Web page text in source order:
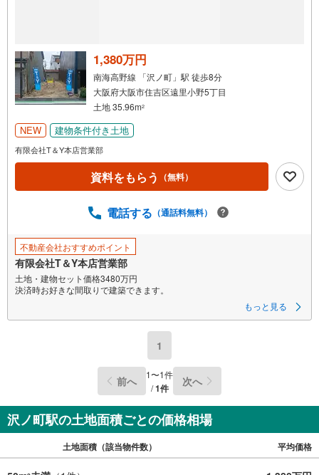
1,380万円
南海高野線 「沢ノ町」駅 徒歩8分
大阪府大阪市住吉区遠里小野5丁目
土地 35.96m2
NEW 建物条件付き土地
有限会社T＆Y本店営業部
資料をもらう （無料）
電話する （通話料無料）
不動産会社おすすめポイント
有限会社T＆Y本店営業部
土地・建物セット価格3480万円
決済時お好きな間取りで建築できます。
もっと見る
1
前へ 1〜1件
/1件 次へ
沢ノ町駅の土地面積ごとの価格相場
土地面積（該当物件数） 平均価格